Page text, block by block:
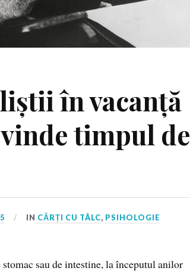
în vacanță
timpul de
IN CĂRȚI CU TÂLC, PSIHOLOGIE
sau de intestine, la începutul anilor